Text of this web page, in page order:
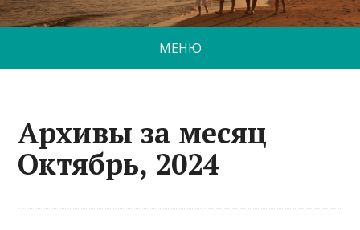
МЕНЮ
Архивы за месяц
Октябрь, 2024